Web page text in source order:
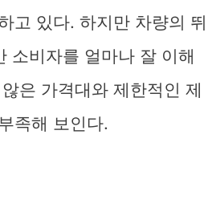
고 있다. 하지만 차량의 뛰
소비자를 얼마나 잘 이해
은 가격대와 제한적인 제
족해 보인다.